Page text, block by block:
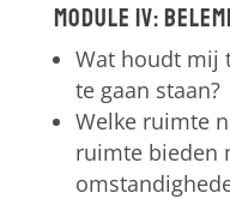
Module IV:
Wat houdt mij
te gaan staan?
Welke ruimte
ruimte bieden